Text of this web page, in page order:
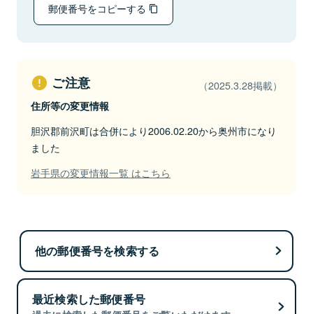
郵便番号をコピーする
ご注意 （2025.3.28掲載）
住所等の変更情報
胆沢郡前沢町は合併により2006.02.20から奥州市になり
ました
岩手県の変更情報一覧 はこちら
他の郵便番号を検索する
最近検索した郵便番号